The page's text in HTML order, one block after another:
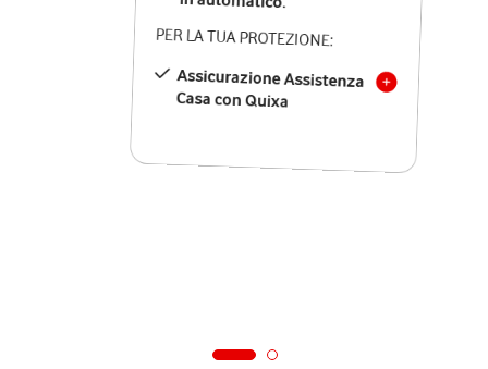
PER LA TUA PROTEZIONE:
Assicurazione Assistenza
Casa con Quixa